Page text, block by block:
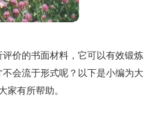
价的书面材料，它可以有效锻炼
会流于形式呢？以下是小编为大
家有所帮助。